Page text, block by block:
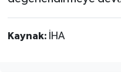
Kaynak: İHA